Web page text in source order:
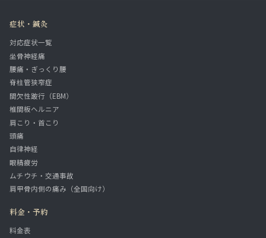
症状・鍼灸
対応症状一覧
坐骨神経痛
腰痛・ぎっくり腰
脊柱管狭窄症
間欠性跛行（EBM）
椎間板ヘルニア
肩こり・首こり
頭痛
自律神経
眼精疲労
ムチウチ・交通事故
肩甲骨内側の痛み（全国向け）
料金・予約
料金表